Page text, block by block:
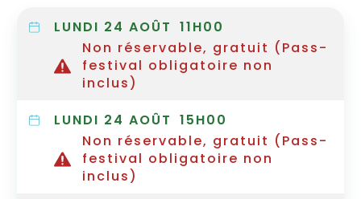
LUNDI 24 AOÛT 11H00
Non réservable, gratuit (Pass-
festival obligatoire non
inclus)
LUNDI 24 AOÛT 15H00
Non réservable, gratuit (Pass-
festival obligatoire non
inclus)